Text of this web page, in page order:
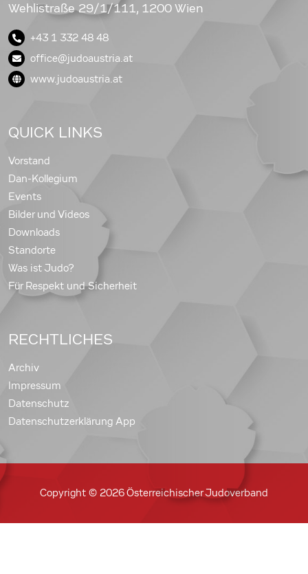
Wehlistraße 29/1/111, 1200 Wien
+43 1 332 48 48
office@judoaustria.at
www.judoaustria.at
QUICK LINKS
Vorstand
Dan-Kollegium
Events
Bilder und Videos
Downloads
Standorte
Was ist Judo?
Für Respekt und Sicherheit
RECHTLICHES
Archiv
Impressum
Datenschutz
Datenschutzerklärung App
Copyright © 2026 Österreichischer Judoverband